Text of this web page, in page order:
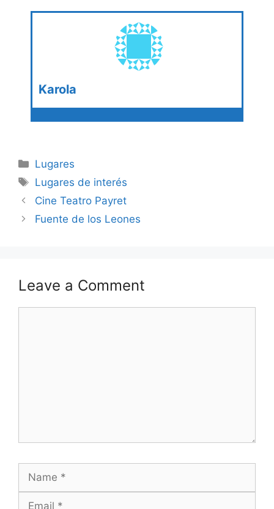
Karola
Categories
Lugares
Tags
Lugares de interés
Cine Teatro Payret
Fuente de los Leones
Leave a Comment